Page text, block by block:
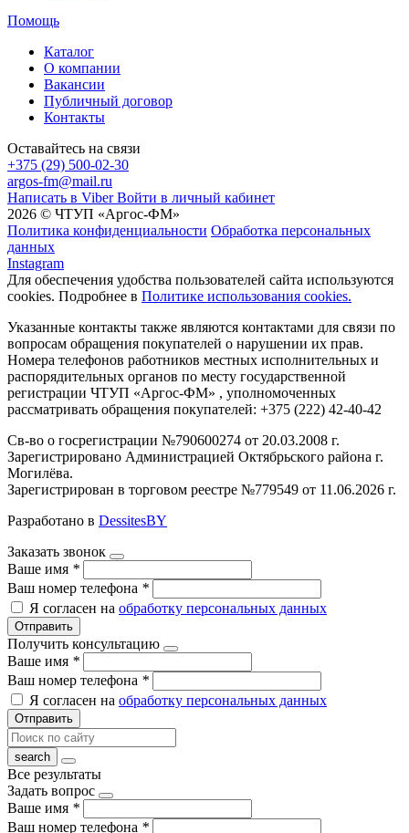
Помощь
Каталог
О компании
Вакансии
Публичный договор
Контакты
Оставайтесь на связи
+375 (29) 500-02-30
argos-fm@mail.ru
Написать в Viber Войти в личный кабинет
2026 © ЧТУП «Аргос-ФМ»
Политика конфиденциальности Обработка персональных
данных
Instagram
Для обеспечения удобства пользователей сайта используются
cookies. Подробнее в Политике использования cookies.
Указанные контакты также являются контактами для связи по
вопросам обращения покупателей о нарушении их прав.
Номера телефонов работников местных исполнительных и
распорядительных органов по месту государственной
регистрации ЧТУП «Аргос-ФМ» , уполномоченных
рассматривать обращения покупателей: +375 (222) 42-40-42
Св-во о госрегистрации №790600274 от 20.03.2008 г.
Зарегистрировано Администрацией Октябрьского района г.
Могилёва.
Зарегистрирован в торговом реестре №779549 от 11.06.2026 г.
Разработано в DessitesBY
Заказать звонок
Ваше имя *
Ваш номер телефона *
Я согласен на обработку персональных данных
Отправить
Получить консультацию
Ваше имя *
Ваш номер телефона *
Я согласен на обработку персональных данных
Отправить
Все результаты
Задать вопрос
Ваше имя *
Ваш номер телефона *